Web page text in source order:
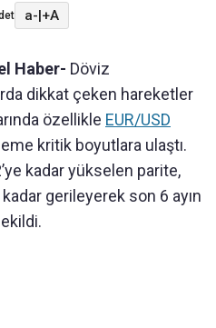
a-|+A
Haber- Döviz
dikkat çeken hareketler
özellikle EUR/USD
kritik boyutlara ulaştı.
kadar yükselen parite,
gerileyerek son 6 ayın